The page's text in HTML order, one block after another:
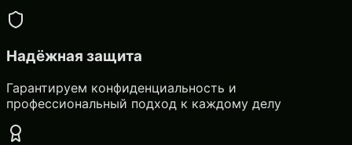
Надёжная защита
Гарантируем конфиденциальность и
профессиональный подход к каждому делу